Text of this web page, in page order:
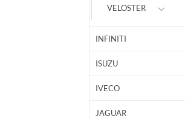
VELOSTER
INFINITI
ISUZU
IVECO
JAGUAR